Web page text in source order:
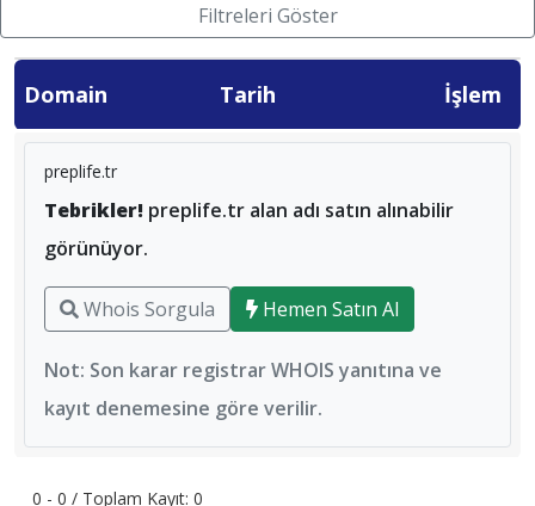
Filtreleri Göster
Domain Tarih İşlem
preplife.tr
Tebrikler! preplife.tr alan adı satın alınabilir
görünüyor.
Whois Sorgula Hemen Satın Al
Not: Son karar registrar WHOIS yanıtına ve
kayıt denemesine göre verilir.
0 - 0 / Toplam Kayıt: 0